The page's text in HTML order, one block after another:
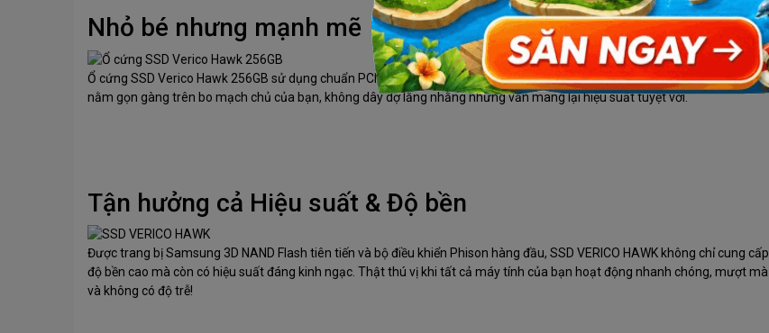
Nhỏ bé nhưng mạnh mẽ
Ổ cứng SSD Verico Hawk 256GB sử dụng chuẩn PCIe Gen. 3 x2 và NVMe 1.3: với kích thước M2. 2280 nhỏ bé, nó có thể
nằm gọn gàng trên bo mạch chủ của bạn, không dây dợ lằng nhằng nhưng vẫn mang lại hiệu suất tuyệt vời.
Tận hưởng cả Hiệu suất & Độ bền
Được trang bị Samsung 3D NAND Flash tiên tiến và bộ điều khiển Phison hàng đầu, SSD VERICO HAWK không chỉ cung cấp
độ bền cao mà còn có hiệu suất đáng kinh ngạc. Thật thú vị khi tất cả máy tính của bạn hoạt động nhanh chóng, mượt mà
và không có độ trễ!